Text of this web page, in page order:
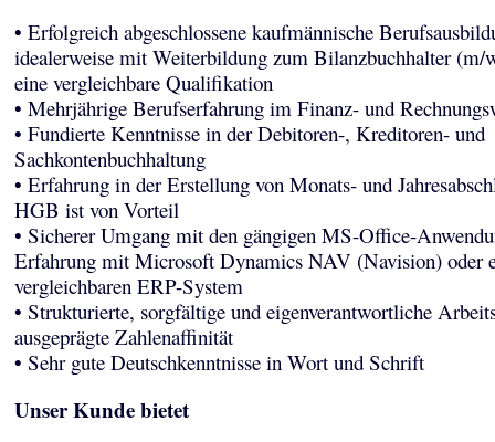
• Erfolgreich abgeschlossene kaufmännische
idealerweise mit Weiterbildung zum Bilanzbuchhalter (m/
eine vergleichbare Qualifikation
• Mehrjährige Berufserfahrung im Finanz- und
• Fundierte Kenntnisse in der Debitoren-, Kreditoren- und
Sachkontenbuchhaltung
• Erfahrung in der Erstellung von Monats- und
HGB ist von Vorteil
• Sicherer Umgang mit den gängigen MS-Office-
Erfahrung mit Microsoft Dynamics NAV (Navision) oder
vergleichbaren ERP-System
• Strukturierte, sorgfältige und eigenverantwortliche
ausgeprägte Zahlenaffinität
• Sehr gute Deutschkenntnisse in Wort und Schrift
Unser Kunde bietet